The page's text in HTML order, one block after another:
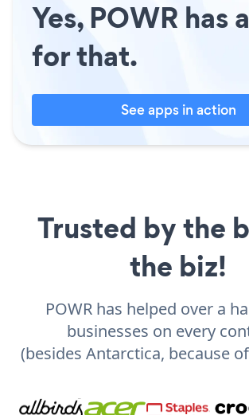
Yes, POWR has
for that.
See apps in action
Trusted by the
the biz!
POWR has helped over a
businesses on every
(besides Antarctica, because